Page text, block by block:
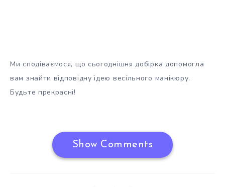
Ми сподіваємося, що сьогоднішня добірка допомогла
вам знайти відповідну ідею весільного манікюру.
Будьте прекрасні!
Show Comments